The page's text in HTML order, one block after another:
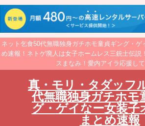
ネット乞食50代無職独身ガチホモ童貞ギング・ゲ
め速報！ネトゲ廃人は女子ホームレス三銃士伝説
スまなみ！愛内アイラ応援して
真・モリ・タダッフ
代無職独身ガチホモ
グ・ゲイなー女装子
まとめ速報